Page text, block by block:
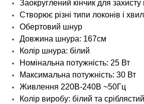
Заокруглений кінчик для захисту
Створює різні типи локонів і
Обертовий шнур
Довжина шнура: 167см
Колір шнура: білий
Номінальна потужність: 25 Вт
Максимальна потужність: 30 Вт
Живлення 220В-240В ~50Гц
Колір виробу: білий та сріблястий